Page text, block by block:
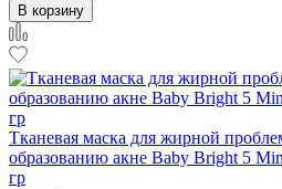
В корзину
Тканевая маска для жирной
образованию акне Baby Bright 5
гр